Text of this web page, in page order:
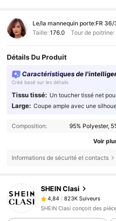
Le/la mannequin porte:FR 36/
Taille: 176.0 Tour de poitrine:
Détails Du Produit
Caractéristiques de
Créé basé sur les détails
Tissu tissé: Un toucher tissé net
Large: Coupe ample avec une
Composition: 95% Polyester,
Voir
Informations de sécurité et contacts
SHEIN Clasi
4,84
823K Suiveurs
B***aest en train de
4,84
823K Suiveurs